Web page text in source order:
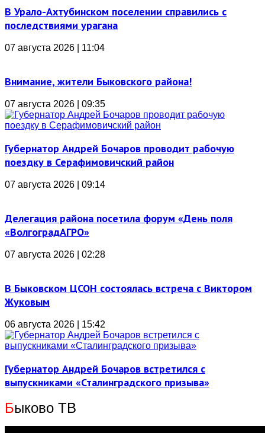
В Урало-Ахтубинском поселении справились с
последствиями урагана
07 августа 2026 | 11:04
Внимание, жители Быковского района!
07 августа 2026 | 09:35
Губернатор Андрей Бочаров проводит рабочую
поездку в Серафимовичский район
07 августа 2026 | 09:14
Делегация района посетила форум «День поля
«ВолгоградАГРО»
07 августа 2026 | 02:28
В Быковском ЦСОН состоялась встреча с Виктором
Жуковым
06 августа 2026 | 15:42
Губернатор Андрей Бочаров встретился с
выпускниками «Сталинградского призыва»
Быково ТВ